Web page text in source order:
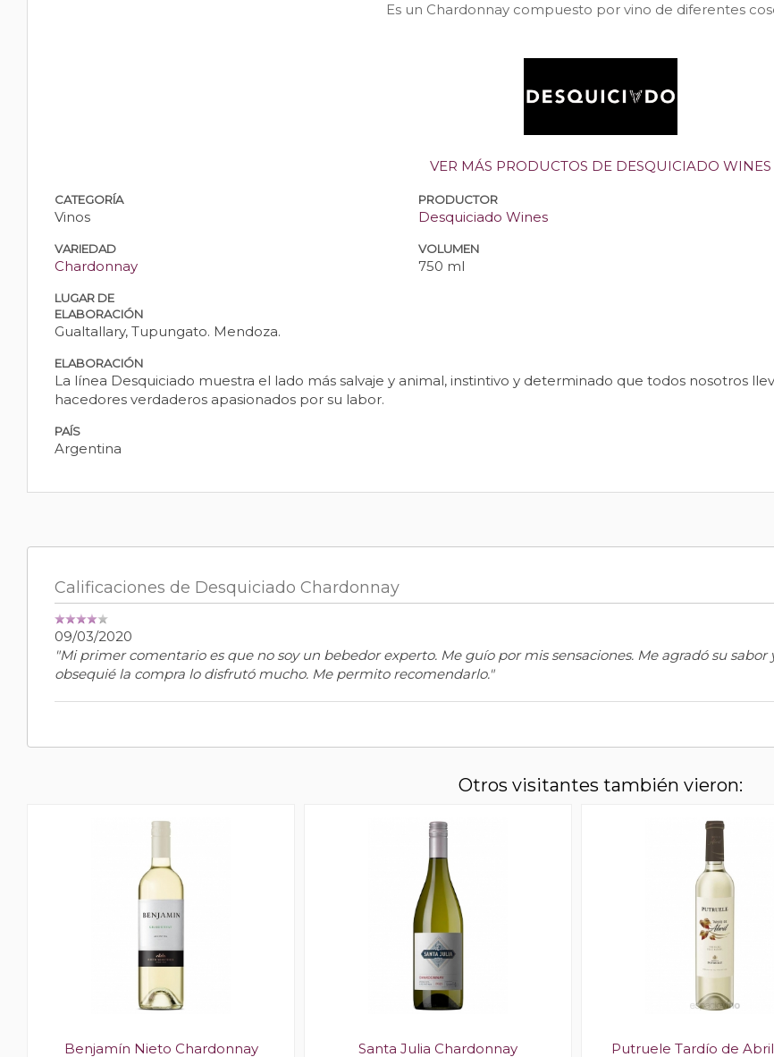
Es un Chardonnay compuesto por vino de diferentes
VER MÁS PRODUCTOS DE DESQUICIADO WINES
CATEGORÍA
Vinos
PRODUCTOR
Desquiciado Wines
VARIEDAD
Chardonnay
VOLUMEN
750 ml
LUGAR DE
ELABORACIÓN
Gualtallary, Tupungato. Mendoza.
ELABORACIÓN
La línea Desquiciado muestra el lado más salvaje y animal, instintivo y determinado que todos nosotros
hacedores verdaderos apasionados por su labor.
PAÍS
Argentina
Calificaciones de Desquiciado Chardonnay
09/03/2020
"Mi primer comentario es que no soy un bebedor experto. Me guío por mis sensaciones. Me agradó su
obsequié la compra lo disfrutó mucho. Me permito recomendarlo."
Otros visitantes también vieron:
Benjamín Nieto Chardonnay Santa Julia Chardonnay
Putruele Tardío de